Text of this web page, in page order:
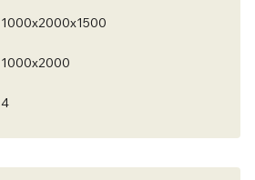
1000х2000х1500
1000х2000
4